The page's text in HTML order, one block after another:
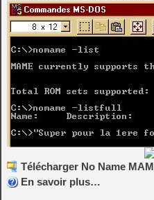
Télécharger No Name
En savoir plus…